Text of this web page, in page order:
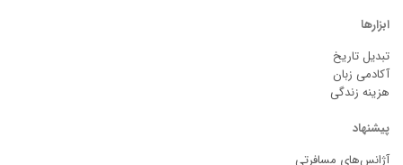
ابزارها
تبدیل تاریخ
آکادمی زبان
هزینه زندگی
پیشنهاد
آژانس‌های مسافرتی